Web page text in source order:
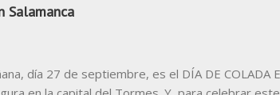
Salamanca
día 27 de septiembre, es el DÍA DE COLADA